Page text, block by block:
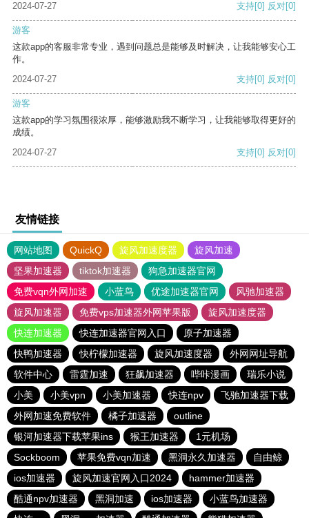
2024-07-27 支持[0] 反对[0]
游客
这款app的客服非常专业，遇到问题总是能够及时解决，让我能够安心工
作。
2024-07-27
支持[0] 反对[0]
游客
这款app的学习氛围很浓厚，能够激励我不断学习，让我能够取得更好的
成绩。
2024-07-27
支持[0] 反对[0]
友情链接
网站地图 QuickQ 旋风加速度器
旋风加速
坚果加速器
tiktok加速器
狗急加速器官网
免费vqn外网加速
小蓝鸟 优途加速器官网
风驰加速器
旋风加速器
免费vps加速器外网苹果版
旋风加速度器
快连加速器
快连加速器官网入口
原子加速器
快鸭加速器
快柠檬加速器 旋风加速度器
外网网址导航
软件中心
雷霆加速 狂飙加速器 哔咔漫画
瑞乐小说
小美
小美vpn 小美加速器 快连npv
飞驰加速器下载
外网加速免费软件
橘子加速器
outline
银河加速器下载苹果ins
猴王加速器
1元机场
Sockboom
苹果免费vqn加速 黑洞永久加速器
自由鲸
ios加速器
旋风加速官网入口2024
hammer加速器
酷通npv加速器
黑洞加速 ios加速器
小蓝鸟加速器